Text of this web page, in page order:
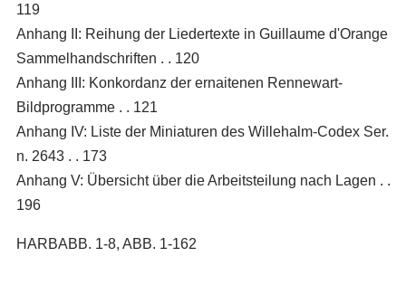
119
Anhang II: Reihung der Liedertexte in Guillaume d'Orange
Sammelhandschriften . . 120
Anhang III: Konkordanz der ernaitenen Rennewart-
Bildprogramme . . 121
Anhang IV: Liste der Miniaturen des Willehalm-Codex Ser.
n. 2643 . . 173
Anhang V: Übersicht über die Arbeitsteilung nach Lagen . .
196
HARBABB. 1-8, ABB. 1-162